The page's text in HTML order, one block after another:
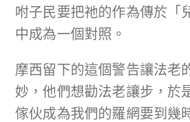
咐子民要把祂的作為傳於「
中成為一個對照。
摩西留下的這個警告讓法老
妙，他們想勸法老讓步，於
傢伙成為我們的羅網要到幾